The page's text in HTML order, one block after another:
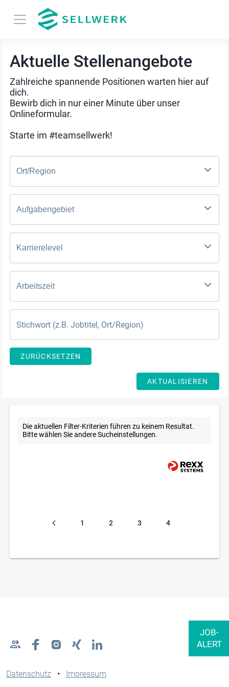
Aktuelle Stellenangebote
Zahlreiche spannende Positionen warten hier auf
dich.
Bewirb dich in nur einer Minute über unser
Onlineformular.
Starte im #teamsellwerk!
Ort/Region
Aufgabengebiet
Karrierelevel
Arbeitszeit
ZURÜCKSETZEN
AKTUALISIEREN
Die aktuellen Filter-Kriterien führen zu keinem Resultat.
Bitte wählen Sie andere Sucheinstellungen.
1 2 3 4
Datenschutz • Impressum